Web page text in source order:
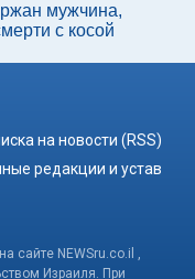
мужчина,
с косой
на новости (RSS)
редакции и устав
сайте NEWSru.co.il ,
Израиля. При